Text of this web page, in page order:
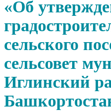
«Об
сельского
сельсовет
Иглинский